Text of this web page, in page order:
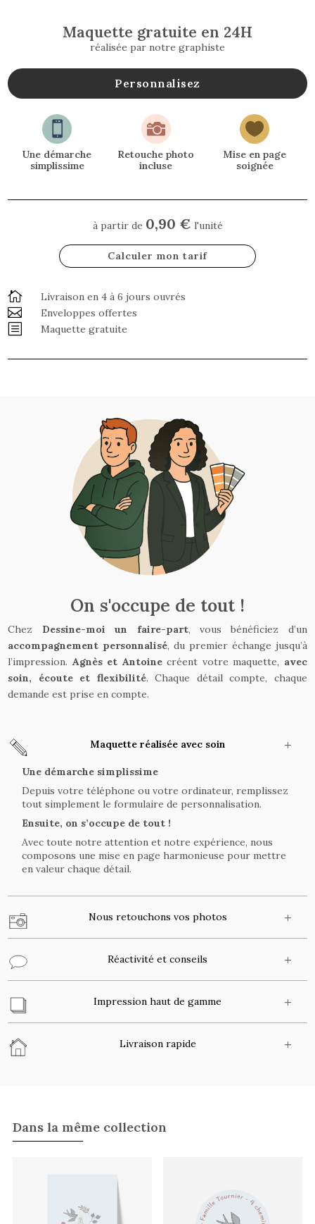
Maquette gratuite en 24H
réalisée par notre graphiste
Personnalisez

Une démarche
simplissime

Retouche photo
incluse

Mise en page
soignée
à partir de 0,90 € l'unité
Calculer mon tarif
 Livraison en 4 à 6 jours ouvrés
 Enveloppes offertes
b Maquette gratuite
On s'occupe de tout !
Chez Dessine-moi un faire-part, vous bénéficiez d’un
accompagnement personnalisé, du premier échange jusqu’à
l’impression. Agnès et Antoinecréent votre maquette, avec
soin, écoute et flexibilité. Chaque détail compte, chaque
demande est prise en compte.
Maquette réalisée avec soin
Une démarche simplissime
Depuis votre téléphone ou votre ordinateur, remplissez
tout simplement le formulaire de personnalisation.
Ensuite, on s’occupe de tout !
Avec toute notre attention et notre expérience, nous
composons une mise en page harmonieuse pour mettre
en valeur chaque détail.
Nous retouchons vos photos
Réactivité et conseils
Impression haut de gamme
Livraison rapide
Dans la même collection